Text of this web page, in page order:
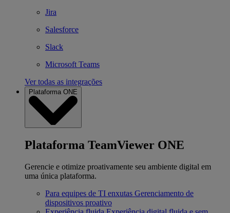
Jira
Salesforce
Slack
Microsoft Teams
Ver todas as integrações
Plataforma ONE
Plataforma TeamViewer ONE
Gerencie e otimize proativamente seu ambiente digital em
uma única plataforma.
Para equipes de TI enxutas Gerenciamento de
dispositivos proativo